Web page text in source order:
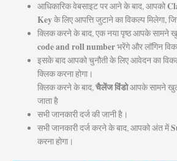
आधिकारिक वेबसाइट पर आने के बाद, आपको
Keyके लिए आपत्ति जुटाने का विकल्प मिलेगा,
क्लिक करने के बाद, एक नया पृष्ठ आपके सामने
code and roll numberभरेंगे और लॉगिन
इसके बाद आपको चुनौती के लिए आवेदन का
क्लिक करना होगा।
क्लिक करने के बाद,चैलेंज विंडोआपके सामने खुल
जाता है
सभी जानकारी दर्ज की जानी है।
सभी जानकारी दर्ज करने के बाद, आपको अंत में
करना होगा।